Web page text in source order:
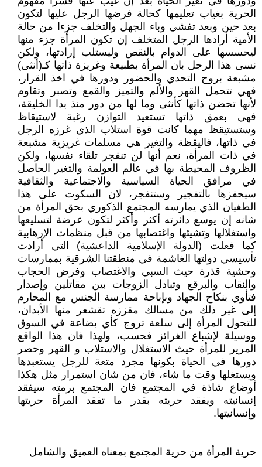
الحرية بغياب تعليمها كحالة فرضها الرجل عليها لتكون
بعد حين وبعد تفشي وباء الجهل والتخلف جزءا من حالة
الأمية أرادها الرجل المتخلف إن تكون المرأة جزء منها
ليحسسها على الدوام بالنقص وليستلب إرادتها، ولكن
نسى هذا الرجل بان المرأة بطبيعة وغريزة ذاتها كـ(أنثى)
مشبعة بروح التحدي والحضور ودورها في اخذ القرار،
فهي تتحمل القهر والألم والتميز والقمع وتصبر وتقاوم
لأنها تحضن ذاتها كأنثى وما لها من دور منذ بدا الخليقة،
فهي بعمق ذاتها تستعيد التوازن رغبة لاستيقاظ
وستستيقظ مهما كانت قوة استلاب الذي غرزه الرجل
في ذاتها، فاليقظة والتغير هي مسلمات غريزية مشبعة
في ذات المرأة، نعم أنها لن تنفجر تلقاء نفسها، ولكن
الظروف المحيطة بها في عالم العولمة والتغير الحاصل
في مرافق الحياة السياسية والاجتماعية والثقافية
سيحفزها بالتفجير وستنفجر، لان السكوت على هذا
الطغيان الذي يمارسه المجتمع الذكوري بحق المرأة من
شانه إن يوسع دائرته أكثر وأكثر لتكون عرضة لتسليعها
واستغلالها وتشيئها واغتصابها من قبل منظمات الإرهابية
كما فعلت (الدولة الإسلامية الداعشية) التي أرادت
تأسيسي دولتها الغاشمة في منطقتنا الشرقية بممارسات
وحشية قذرة حيث السبي والاغتصاب وفرض الحجاب
والنقاب والبرقع وتبادل الزوجات بين مقاتلين وإصدار
فتأوي بنكاح الجهاد وبإباحة ممارسة الجنس مع المحارم
إلى غير ذلك من مسالك مقززه تقشعر منها الأبدان،
للتحول المرأة إلى سلعة تروج كأي بضاعة في السوق
ووسيلة لإشباع الغرائز فحسب، ولهذا فان هذا الواقع
المرير للمرأة حيث الاستغلال والاستلاب و القهر وحصر
دورها في الحياة بكونها مجرد متعة للرجل يستعبدها
ويستغلها وقت ما شاء، فان من شان استمرار مثل هكذا
أوضاع شاذة في المجتمع فان المجتمع برمته سيفقد
إنسانيته ويفقد حريته بقدر ما تفقد المرأة حريتها
وإنسانيتها.
حرية المرأة من حرية المجتمع بمعناه العميق والشامل